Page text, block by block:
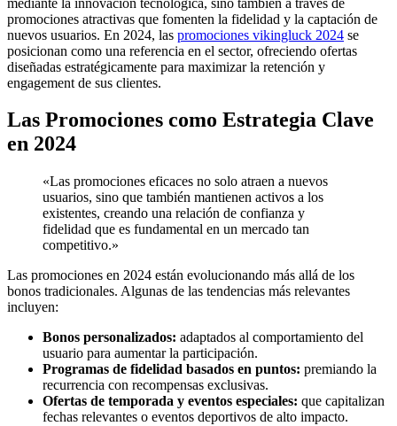
promociones atractivas que fomenten la fidelidad y la captación de
nuevos usuarios. En 2024, las promociones vikingluck 2024 se
posicionan como una referencia en el sector, ofreciendo ofertas
diseñadas estratégicamente para maximizar la retención y
engagement de sus clientes.
Las Promociones como Estrategia Clave
en 2024
«Las promociones eficaces no solo atraen a nuevos
usuarios, sino que también mantienen activos a los
existentes, creando una relación de confianza y
fidelidad que es fundamental en un mercado tan
competitivo.»
Las promociones en 2024 están evolucionando más allá de los
bonos tradicionales. Algunas de las tendencias más relevantes
incluyen:
Bonos personalizados: adaptados al comportamiento del
usuario para aumentar la participación.
Programas de fidelidad basados en puntos: premiando la
recurrencia con recompensas exclusivas.
Ofertas de temporada y eventos especiales: que capitalizan
fechas relevantes o eventos deportivos de alto impacto.